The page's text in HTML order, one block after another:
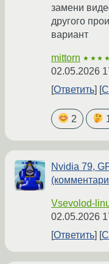
замени
другого
вариант
mittorn
02.05.2026
Ответить
2
Nvidia 79,
Vsevolod-
02.05.2026
Ответить